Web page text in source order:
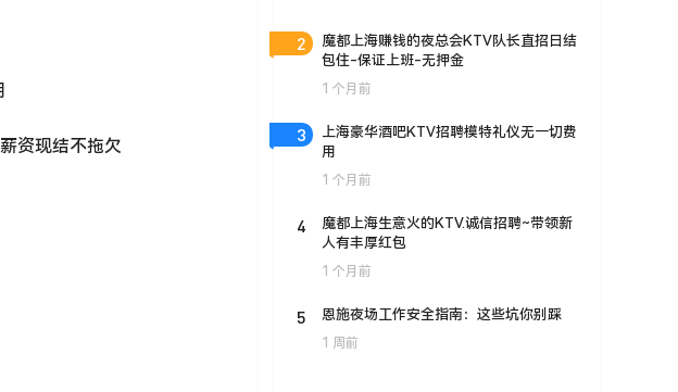
资现结不拖欠
2
魔都上海赚钱的夜总会KTV队长直招日结
包住-保证上班-无押金
1 个月前
3
上海豪华酒吧KTV招聘模特礼仪无一切费
用
1 个月前
4
魔都上海生意火的KTV.诚信招聘~带领新
人有丰厚红包
1 个月前
5 恩施夜场工作安全指南：这些坑你别踩
1 周前